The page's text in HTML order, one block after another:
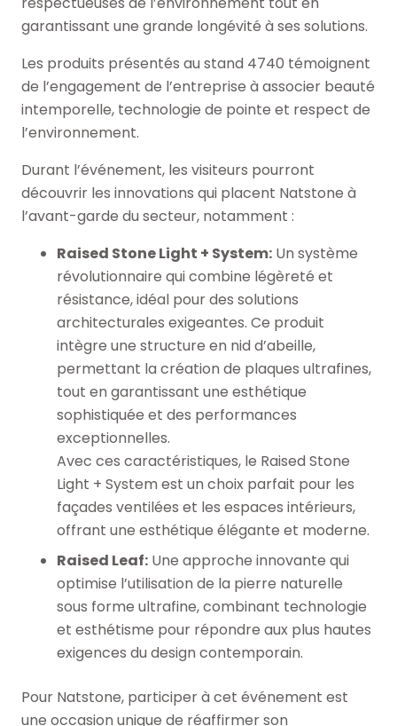
garantissant une grande longévité à ses solutions.
Les produits présentés au stand 4740 témoignent
de l’engagement de l’entreprise à associer beauté
intemporelle, technologie de pointe et respect de
l’environnement.
Durant l’événement, les visiteurs pourront
découvrir les innovations qui placent Natstone à
l’avant-garde du secteur, notamment :
Raised Stone Light + System: Un système
révolutionnaire qui combine légèreté et
résistance, idéal pour des solutions
architecturales exigeantes. Ce produit
intègre une structure en nid d’abeille,
permettant la création de plaques ultrafines,
tout en garantissant une esthétique
sophistiquée et des performances
exceptionnelles.
Avec ces caractéristiques, le Raised Stone
Light + System est un choix parfait pour les
façades ventilées et les espaces intérieurs,
offrant une esthétique élégante et moderne.
Raised Leaf: Une approche innovante qui
optimise l’utilisation de la pierre naturelle
sous forme ultrafine, combinant technologie
et esthétisme pour répondre aux plus hautes
exigences du design contemporain.
Pour Natstone, participer à cet événement est
une occasion unique de réaffirmer son